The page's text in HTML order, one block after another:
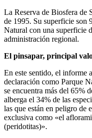
La Reserva de Biosfera de
de 1995. Su superficie son
Natural con una superficie
administración regional.
El pinsapar, principal
En este sentido, el informe
declaración como Parque
se encuentra más del 65%
alberga el 34% de las
las que están en peligro de
exclusiva como «el
(peridotitas)».